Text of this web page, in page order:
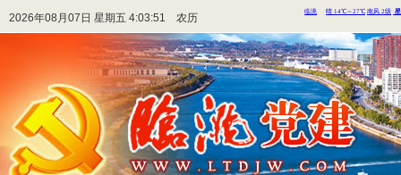
2026年08月07日 星期五 4:03:51 农历